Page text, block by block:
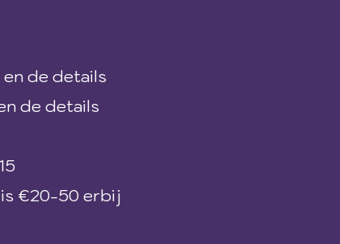
de details
de details
€20-50 erbij